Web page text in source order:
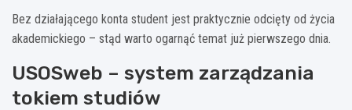
Bez działającego konta student jest praktycznie odcięty od życia
akademickiego – stąd warto ogarnąć temat już pierwszego dnia.
USOSweb – system zarządzania
tokiem studiów